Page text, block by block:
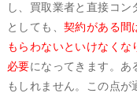
し、買取業者と直接コ
としても、 契約がある間
もらわないといけなくな
必要になってきます。あ
もしれません。この点